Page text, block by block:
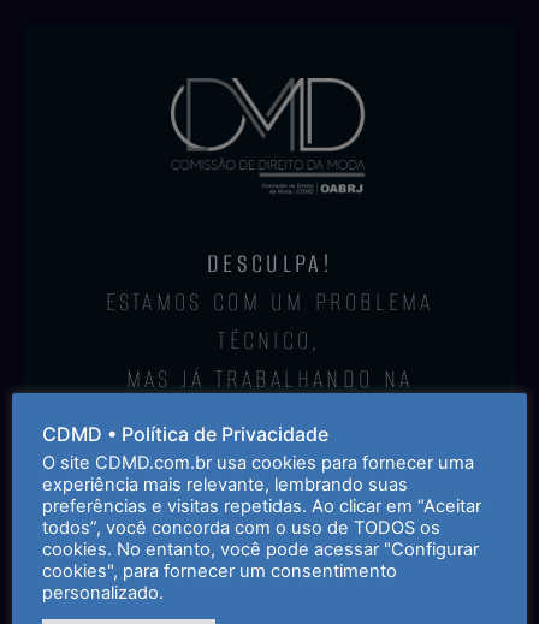
DESCULPA!
ESTAMOS COM UM PROBLEMA
TÉCNICO,
MAS JÁ TRABALHANDO NA
ACESSE AQUI O HOTSITE DO VII
CIDM
CLIQUE NO LOGO ABAIXO PARA ACESSAR A CDMD
EVENTOS
CDMD • Política de Privacidade
O site CDMD.com.br usa cookies para fornecer uma
experiência mais relevante, lembrando suas
preferências e visitas repetidas. Ao clicar em “Aceitar
todos”, você concorda com o uso de TODOS os
cookies. No entanto, você pode acessar "Configurar
cookies", para fornecer um consentimento
personalizado.